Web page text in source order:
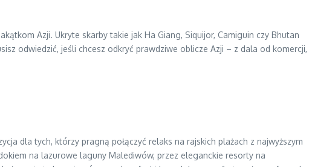
Azji. Ukryte skarby takie jak Ha Giang, Siquijor, Camiguin czy Bhutan
odwiedzić, jeśli chcesz odkryć prawdziwe oblicze Azji – z dala od komercji,
dla tych, którzy pragną połączyć relaks na rajskich plażach z najwyższym
na lazurowe laguny Malediwów, przez eleganckie resorty na